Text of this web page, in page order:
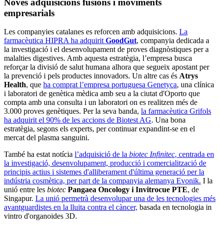
empresarials
Les companyies catalanes es reforcen amb adquisicions. La
farmacèutica HIPRA ha adquirit GoodGut, companyia dedicada a
la investigació i el desenvolupament de proves diagnòstiques per a
malalties digestives. Amb aquesta estratègia, l’empresa busca
reforçar la divisió de salut humana alhora que segueix apostant per
la prevenció i pels productes innovadors. Un altre cas és Atrys
Health, que ha comprat l’empresa portuguesa Genetyca, una clínica
i laboratori de genètica mèdica amb seu a la ciutat d'Oporto que
compta amb una consulta i un laboratori on es realitzen més de
3.000 proves genètiques. Per la seva banda, la farmacèutica Grifols
ha adquirit el 90% de les accions de Biotest AG. Una bona
estratègia, segons els experts, per continuar expandint-se en el
mercat del plasma sanguini.
També ha estat notícia l’adquisició de la biotec Infinitec, centrada en
la investigació, desenvolupament, producció i comercialització de
principis actius i sistemes d'alliberament d'última generació per la
indústria cosmètica, per part de la companyia alemanya Evonik. I la
unió entre les biotec Pangaea Oncology i Invitrocue PTE, de
Singapur. La unió permetrà desenvolupar una de les tecnologies més
avantguardistes en la lluita contra el càncer, basada en tecnologia in
vintro d'organoides 3D.